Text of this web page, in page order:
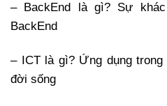
– BackEnd là gì? Sự
BackEnd
– ICT là gì? Ứng dụng
đời sống